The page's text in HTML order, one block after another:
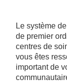
Le système
de premier
centres de
vous êtes
important de